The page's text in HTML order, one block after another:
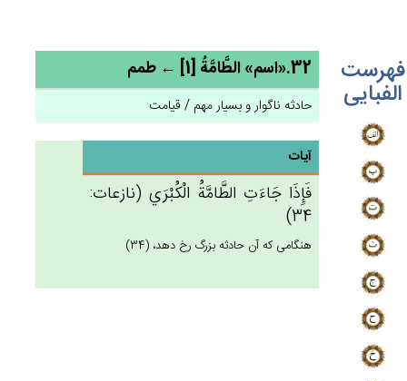
فهرست
الفبایی
32.«اسم» الطَّامَّة‌ُ [1] ← طمم
حادثه ناگوار و بسیار مهم / قیامت
آیات
فَإِذَا جَاءَت‌ِ الطَّامَّة‌ُ الْكُبْرَي‌ (نازعات:
34)
هنگامى كه آن حادثه بزرگ رخ دهد، (34)